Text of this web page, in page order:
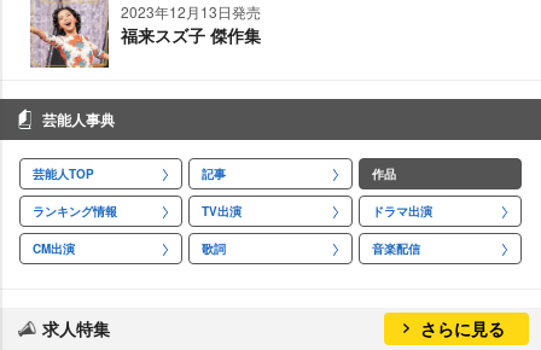
2023年12月13日発売
福来スズ子 傑作集
芸能人事典
芸能人TOP 記事 作品
ランキング情報 TV出演 ドラマ出演
CM出演 歌詞 音楽配信
求人特集 さらに見る